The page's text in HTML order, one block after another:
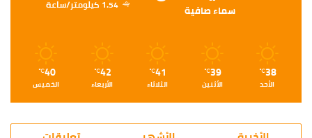
سماء صافية
1.54 كيلومتر/ساعة
38
℃
الأحد
39
℃
الأثنين
41
℃
الثلاثاء
42
℃
الأربعاء
40
℃
الخميس